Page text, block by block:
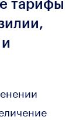
тарифы